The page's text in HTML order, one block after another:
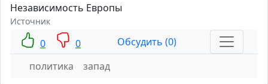
Независимость Европы
Источник
0 0
Обсудить (0)
политика
запад